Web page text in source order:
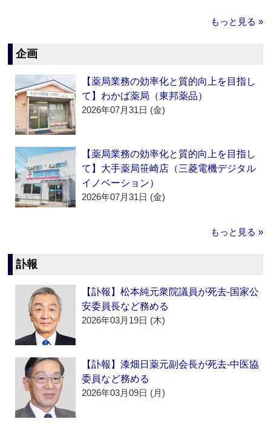
もっと見る »
企画
【薬局業務の効率化と質的向上を目指し
て】わかば薬局（東邦薬品）
2026年07月31日 (金)
【薬局業務の効率化と質的向上を目指し
て】大手薬局笹崎店（三菱電機デジタル
イノベーション）
2026年07月31日 (金)
もっと見る »
訃報
【訃報】松本純元衆院議員が死去‐国家公
安委員長など務める
2026年03月19日 (木)
【訃報】漆畑日薬元副会長が死去‐中医協
委員など務める
2026年03月09日 (月)